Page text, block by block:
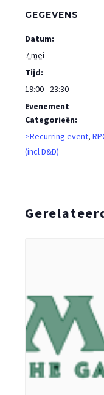
GEGEVENS
Datum:
7 mei
Tijd:
19:00 - 23:30
Evenement
Categorieën:
>Recurring event,
(incl D&D)